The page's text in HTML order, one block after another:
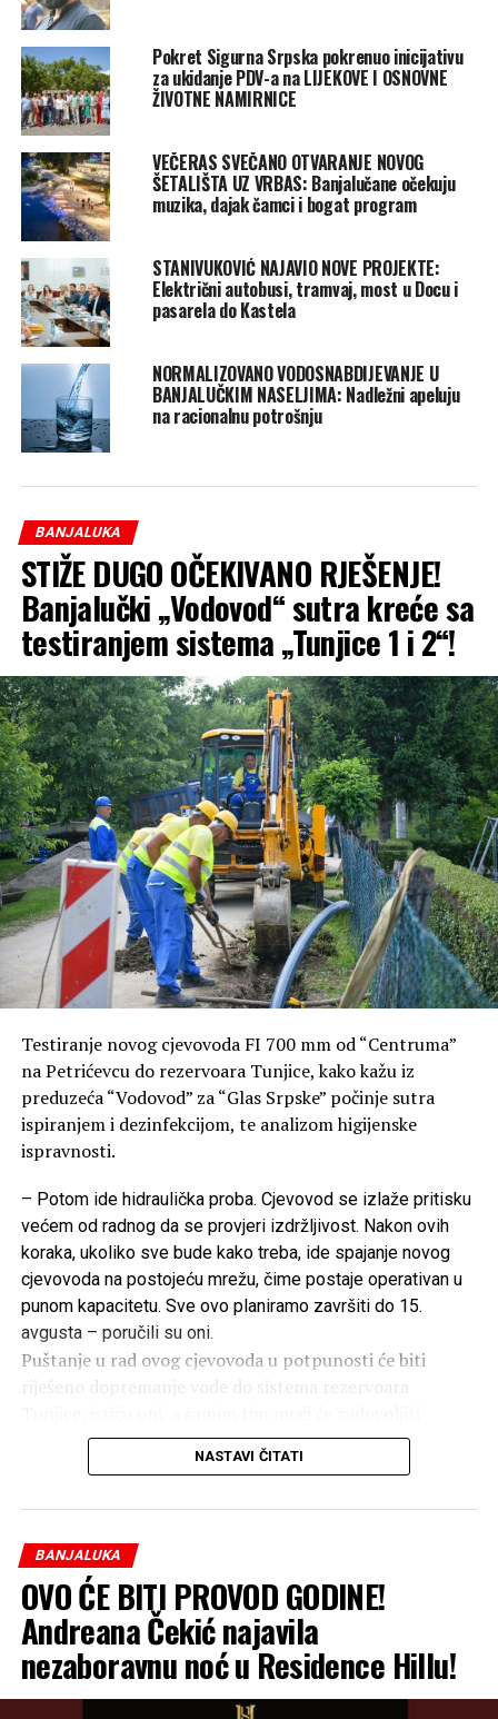
Pokret Sigurna Srpska pokrenuo inicijativu
za ukidanje PDV-a na LIJEKOVE I OSNOVNE
ŽIVOTNE NAMIRNICE
VEČERAS SVEČANO OTVARANJE NOVOG
ŠETALIŠTA UZ VRBAS: Banjalučane očekuju
muzika, dajak čamci i bogat program
STANIVUKOVIĆ NAJAVIO NOVE PROJEKTE:
Električni autobusi, tramvaj, most u Docu i
pasarela do Kastela
NORMALIZOVANO VODOSNABDIJEVANJE U
BANJALUČKIM NASELJIMA: Nadležni apeluju
na racionalnu potrošnju
BANJALUKA
STIŽE DUGO OČEKIVANO RJEŠENJE!
Banjalučki „Vodovod“ sutra kreće sa
testiranjem sistema „Tunjice 1 i 2“!
Testiranje novog cjevovoda FI 700 mm od “Centruma”
na Petrićevcu do rezervoara Tunjice, kako kažu iz
preduzeća “Vodovod” za “Glas Srpske” počinje sutra
ispiranjem i dezinfekcijom, te analizom higijenske
ispravnosti.
– Potom ide hidraulička proba. Cjevovod se izlaže pritisku
većem od radnog da se provjeri izdržljivost. Nakon ovih
koraka, ukoliko sve bude kako treba, ide spajanje novog
cjevovoda na postojeću mrežu, čime postaje operativan u
punom kapacitetu. Sve ovo planiramo završiti do 15.
avgusta – poručili su oni.
Puštanje u rad ovog cjevovoda u potpunosti će biti
riješeno dopremanje vode do sistema rezervoara
potrebe za vodom svih stanovnika sjevernog dijela
Banjaluke.
– Indirektno, neće biti potrebe za noćnim redukcijama u
naseljima do Trna, neće biti kolebanja pritiska, pa će se
stabilizovati i situacija na tom području, naročito u
Jablanu – dodali su iz “Vodovoda”.
NASTAVI ČITATI
BANJALUKA
OVO ĆE BITI PROVOD GODINE!
Andreana Čekić najavila
nezaboravnu noć u Residence Hillu!